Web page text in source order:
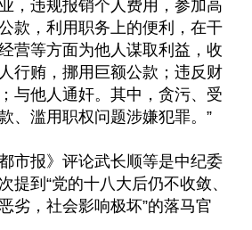
，违规报销个人费用，参加高
款，利用职务上的便利，在干
营等方面为他人谋取利益，收
行贿，挪用巨额公款；违反财
与他人通奸。其中，贪污、受
、滥用职权问题涉嫌犯罪。”
市报》评论武长顺等是中纪委
提到“党的十八大后仍不收敛、
劣，社会影响极坏”的落马官